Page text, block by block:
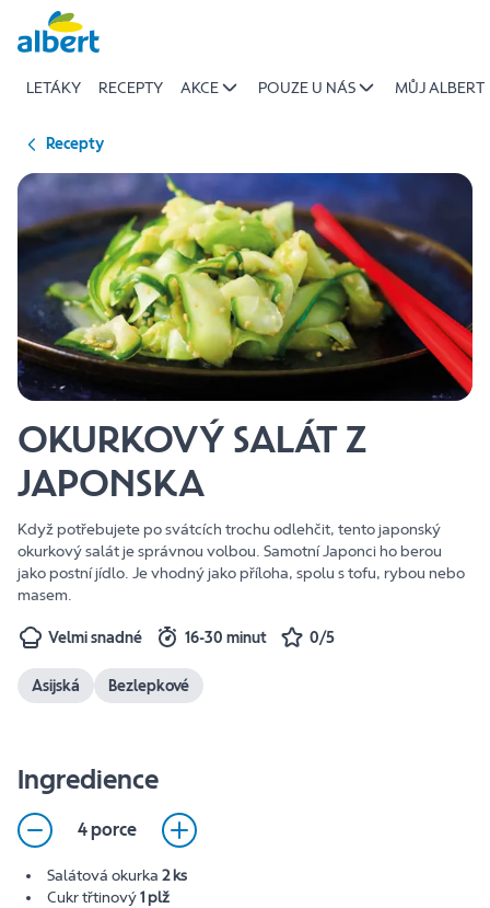
Přeskočit
LETÁKY RECEPTY AKCE POUZE U NÁS MŮJ ALBERT
Recepty
OKURKOVÝ SALÁT Z
JAPONSKA
Když potřebujete po svátcích trochu odlehčit, tento japonský
okurkový salát je správnou volbou. Samotní Japonci ho berou
jako postní jídlo. Je vhodný jako příloha, spolu s tofu, rybou nebo
masem.
Velmi snadné 16-30 minut 0/5
Asijská Bezlepkové
Ingredience
4 porce
Salátová okurka 2 ks
Cukr třtinový1 plž